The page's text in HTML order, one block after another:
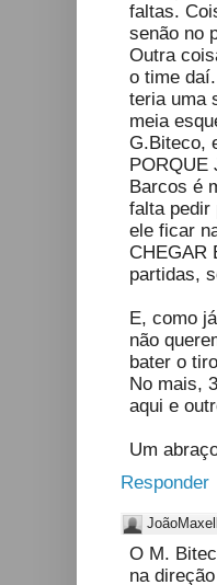
faltas.
senão no
Outra
o time
teria uma
meia
G.Biteco,
PORQUE
Barcos é
falta pedir
ele ficar
CHEGAR
partidas,
E, como
não
bater o
No mais,
aqui e
Um
Responder
JoãoMaxell
O M.
na